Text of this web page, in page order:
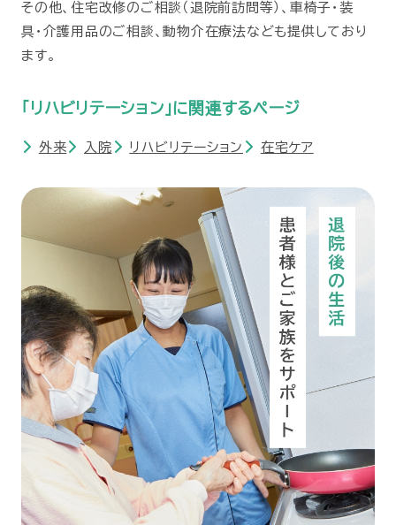
その他、住宅改修のご相談（退院前訪問等）、車椅子・装
具・介護用品のご相談、動物介在療法なども提供しており
ます。
「リハビリテーション」に関連するページ
外来 入院 リハビリテーション 在宅ケア